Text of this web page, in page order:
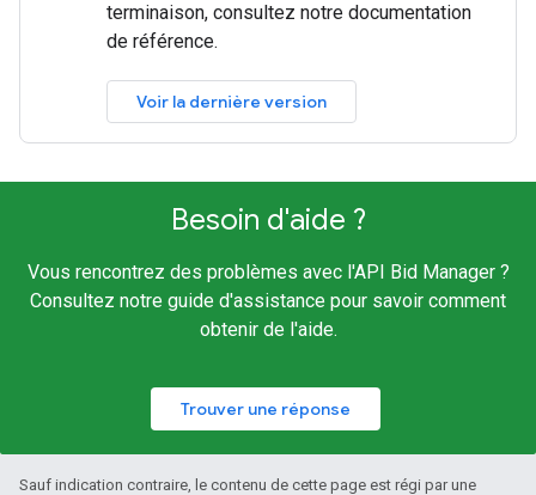
terminaison, consultez notre documentation
de référence.
Voir la dernière version
Besoin d'aide ?
Vous rencontrez des problèmes avec l'API Bid Manager ?
Consultez notre guide d'assistance pour savoir comment
obtenir de l'aide.
Trouver une réponse
Sauf indication contraire, le contenu de cette page est régi par une